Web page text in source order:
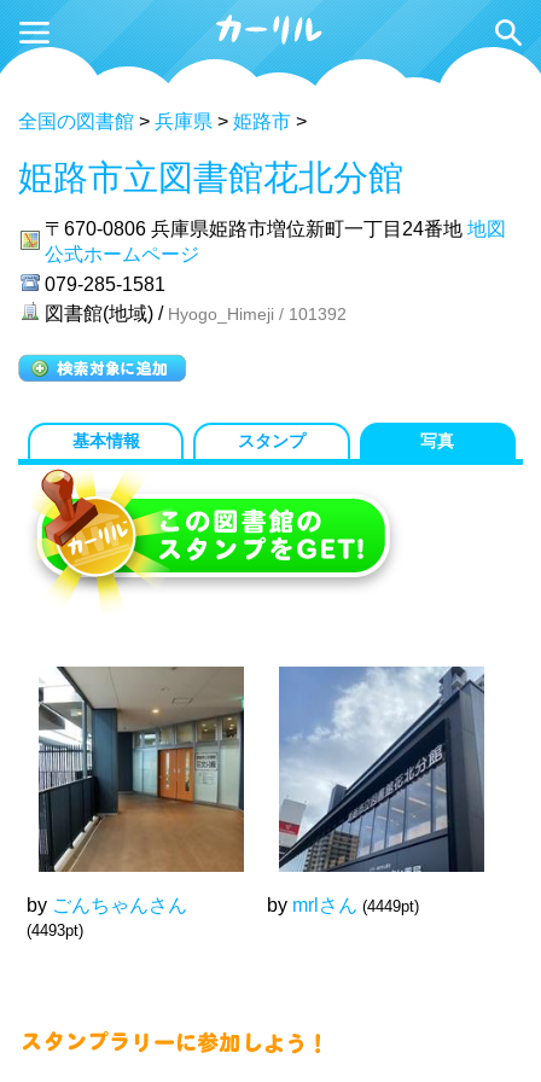
全国の図書館 > 兵庫県 > 姫路市 >
姫路市立図書館花北分館
〒670-0806 兵庫県姫路市増位新町一丁目24番地 地図
公式ホームページ
079-285-1581
図書館(地域) / Hyogo_Himeji / 101392
基本情報 スタンプ 写真
by ごんちゃんさん
(4493pt)
by mrlさん (4449pt)